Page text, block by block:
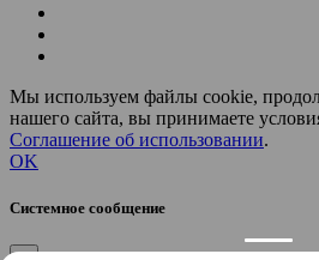
Мы используем файлы cookie,
нашего сайта, вы принимаете
Соглашение об использовании.
OK
Системное сообщение